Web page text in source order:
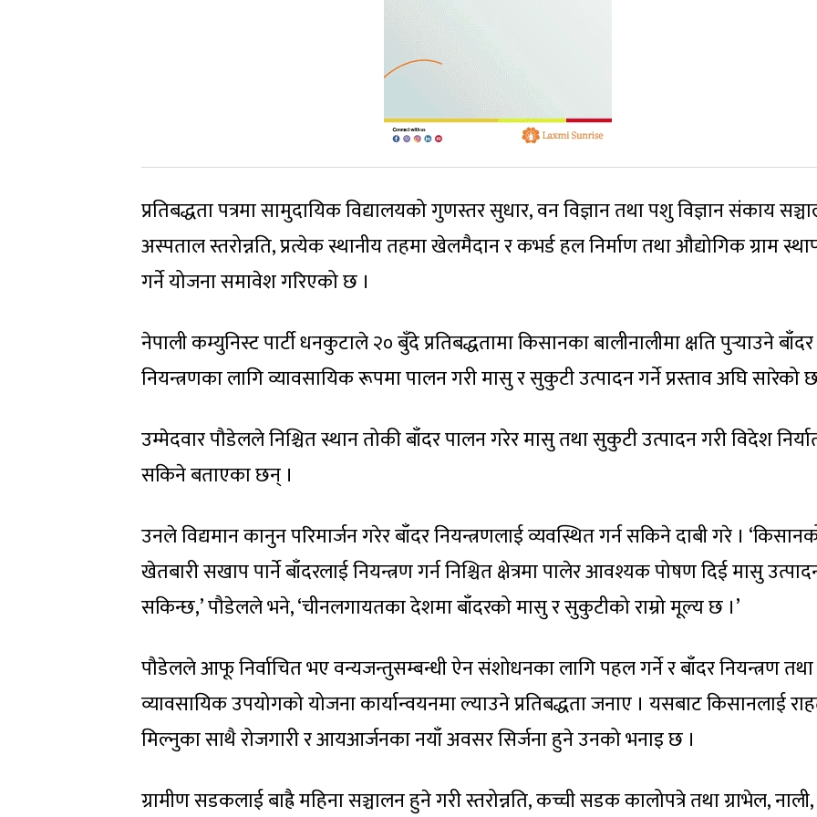
प्रतिबद्धता पत्रमा सामुदायिक विद्यालयको गुणस्तर सुधार, वन विज्ञान तथा पशु विज्ञान संकाय
अस्पताल स्तरोन्नति, प्रत्येक स्थानीय तहमा खेलमैदान र कभर्ड हल निर्माण तथा औद्योगिक ग्राम
गर्ने योजना समावेश गरिएको छ ।
नेपाली कम्युनिस्ट पार्टी धनकुटाले २० बुँदे प्रतिबद्धतामा किसानका बालीनालीमा क्षति पुर्‍याउने बाँदर
नियन्त्रणका लागि व्यावसायिक रूपमा पालन गरी मासु र सुकुटी उत्पादन गर्ने प्रस्ताव अघि सारेको
उम्मेदवार पौडेलले निश्चित स्थान तोकी बाँदर पालन गरेर मासु तथा सुकुटी उत्पादन गरी विदेश
सकिने बताएका छन् ।
उनले विद्यमान कानुन परिमार्जन गरेर बाँदर नियन्त्रणलाई व्यवस्थित गर्न सकिने दाबी गरे ।
खेतबारी सखाप पार्ने बाँदरलाई नियन्त्रण गर्न निश्चित क्षेत्रमा पालेर आवश्यक पोषण दिई मासु
सकिन्छ,’ पौडेलले भने, ‘चीनलगायतका देशमा बाँदरको मासु र सुकुटीको राम्रो मूल्य छ ।’
पौडेलले आफू निर्वाचित भए वन्यजन्तुसम्बन्धी ऐन संशोधनका लागि पहल गर्ने र बाँदर नियन्त्रण तथा
व्यावसायिक उपयोगको योजना कार्यान्वयनमा ल्याउने प्रतिबद्धता जनाए । यसबाट किसानलाई
मिल्नुका साथै रोजगारी र आयआर्जनका नयाँ अवसर सिर्जना हुने उनको भनाइ छ ।
ग्रामीण सडकलाई बाह्रै महिना सञ्चालन हुने गरी स्तरोन्नति, कच्ची सडक कालोपत्रे तथा ग्राभेल, नाली,